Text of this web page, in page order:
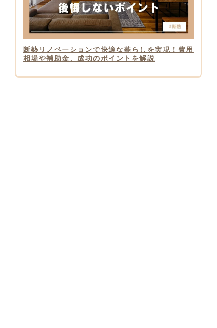
断熱リノベーションで快適な暮らしを実現！費用
相場や補助金、成功のポイントを解説